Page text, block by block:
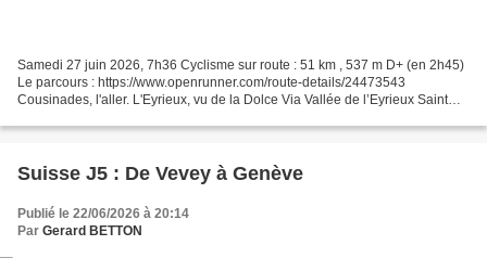
Samedi 27 juin 2026, 7h36 Cyclisme sur route : 51 km , 537 m D+ (en 2h45)
Le parcours : https://www.openrunner.com/route-details/24473543
Cousinades, l'aller. L'Eyrieux, vu de la Dolce Via Vallée de l’Eyrieux Saint
Suisse J5 : De Vevey à Genève
Publié le 22/06/2026 à 20:14
Par Gerard BETTON